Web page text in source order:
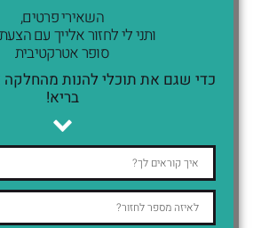
השאירי פרטים,
ותני לי לחזור אלייך עם
סופר אטרקטיבית
כדי שגם את תוכלי להנות מהחלקה
בריא!